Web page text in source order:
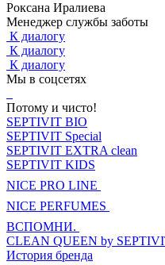
Роксана Иралиева
Менеджер службы заботы
К диалогу
К диалогу
К диалогу
Мы в соцсетях
Потому и чисто!
SEPTIVIT BIO
SEPTIVIT Special
SEPTIVIT EXTRA clean
SEPTIVIT KIDS
NICE PRO LINE
NICE PERFUMES
ВСПОМНИ.
CLEAN QUEEN by
История бренда